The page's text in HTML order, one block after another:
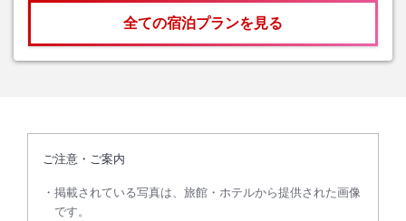
全ての宿泊プランを見る
ご注意・ご案内
掲載されている写真は、旅館・ホテルから提供された画像
です。